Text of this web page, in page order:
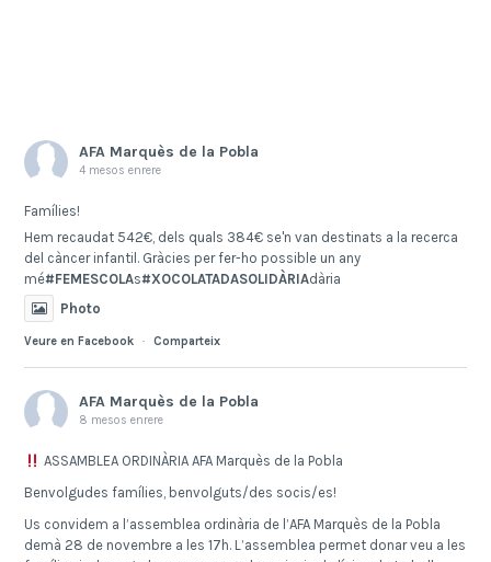
AFA Marquès de la Pobla
4 mesos enrere
Famílies!
Hem recaudat 542€, dels quals 384€ se'n van destinats a la recerca
del càncer infantil. Gràcies per fer-ho possible un any
mé#FEMESCOLAs#XOCOLATADASOLIDÀRIAdària
Photo
Veure en Facebook · Comparteix
AFA Marquès de la Pobla
8 mesos enrere
ASSAMBLEA ORDINÀRIA AFA Marquès de la Pobla
Benvolgudes famílies, benvolguts/des socis/es!
Us convidem a l’assemblea ordinària de l’AFA Marquès de la Pobla
demà 28 de novembre a les 17h. L’assemblea permet donar veu a les